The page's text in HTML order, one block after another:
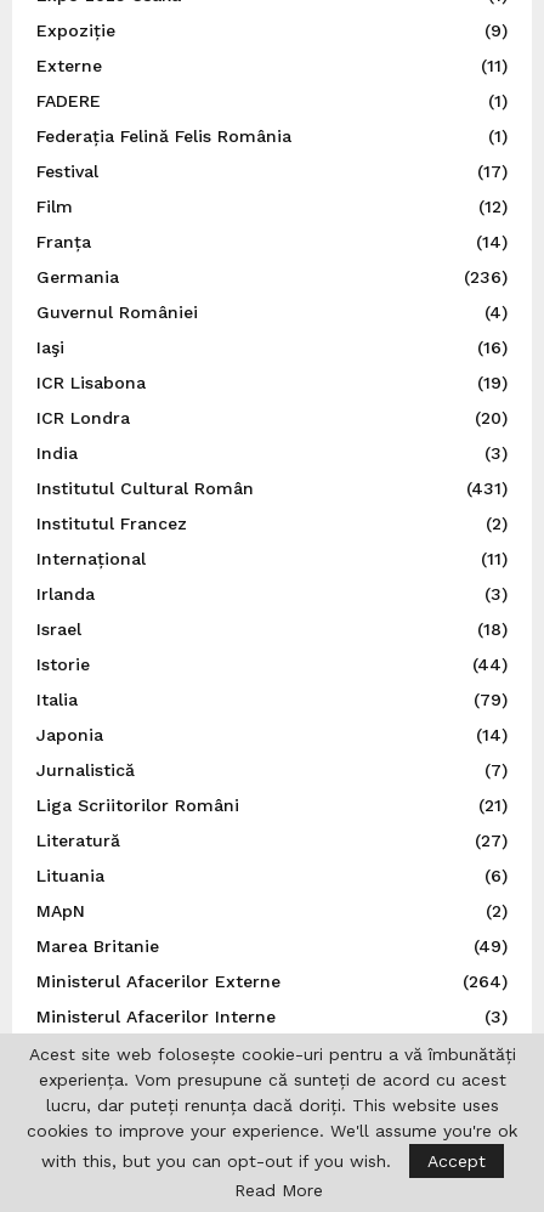
Expoziție
(9)
Externe
(11)
FADERE
(1)
Federația Felină Felis România
(1)
Festival
(17)
Film
(12)
Franța
(14)
Germania
(236)
Guvernul României
(4)
Iaşi
(16)
ICR Lisabona
(19)
ICR Londra
(20)
India
(3)
Institutul Cultural Român
(431)
Institutul Francez
(2)
Internațional
(11)
Irlanda
(3)
Israel
(18)
Istorie
(44)
Italia
(79)
Japonia
(14)
Jurnalistică
(7)
Liga Scriitorilor Români
(21)
Literatură
(27)
Lituania
(6)
MApN
(2)
Marea Britanie
(49)
Ministerul Afacerilor Externe
(264)
Ministerul Afacerilor Interne
(3)
Moldova
(112)
Muzică
(44)
N.A.T.O.
Norvegia
Acest site web folosește cookie-uri pentru a vă îmbunătăți
experiența. Vom presupune că sunteți de acord cu acest
lucru, dar puteți renunța dacă doriți. This website uses
cookies to improve your experience. We'll assume you're ok
with this, but you can opt-out if you wish.
Accept
Read More